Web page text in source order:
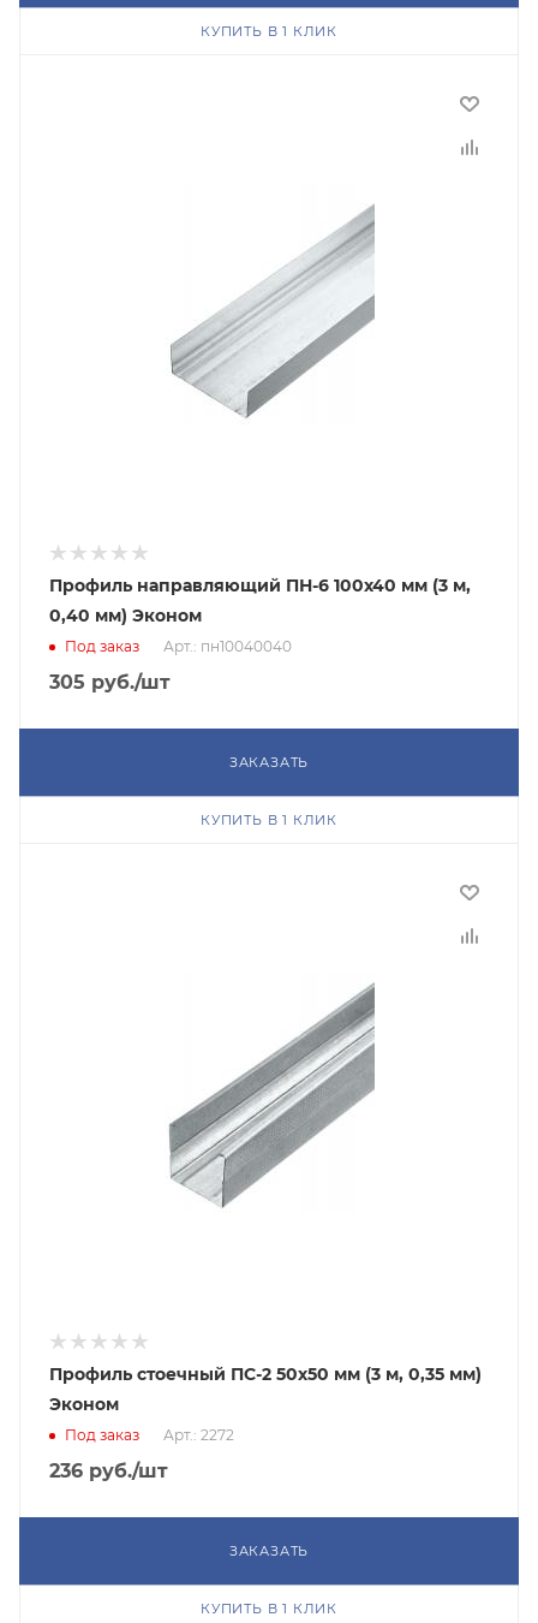
КУПИТЬ В 1 КЛИК
Профиль направляющий ПН-6 100х40 мм (3 м,
0,40 мм) Эконом
Под заказ Арт.: пн10040040
305 руб./шт
ЗАКАЗАТЬ
КУПИТЬ В 1 КЛИК
Профиль стоечный ПС-2 50х50 мм (3 м, 0,35 мм)
Эконом
Под заказ Арт.: 2272
236 руб./шт
ЗАКАЗАТЬ
КУПИТЬ В 1 КЛИК